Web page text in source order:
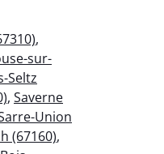
,
sur-
Seltz
, Saverne
Union
(67160),